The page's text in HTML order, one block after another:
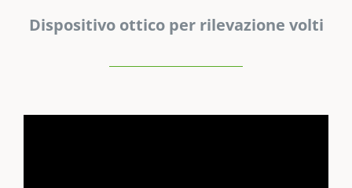
Dispositivo ottico per rilevazione volti